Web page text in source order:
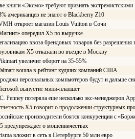
книги «Эксмо» требуют признать экстремистскими
американцев не знают о Blackberry Z10
откроет магазин Louis Vuitton в Сочи
опередил Х5 по выручке
ввоза брендовых товаров без
X5 отказали во въезде в Москву
увеличит оборот на 35-55%
вошла в рейтинг худших компаний США
персональных компьютеров будут и дальше
выпустит мини-планшет
Penney потеряла еще несколько экс-менеджеров
X5 говорит о продолжении структурных
производители боятся конкуренции с
предупреждает о мошенничествах
вложит в сеть в Петербурге 50 млн евро